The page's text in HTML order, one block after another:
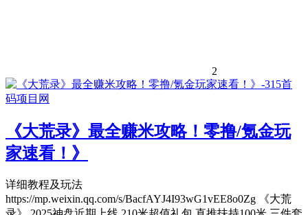
2
《大荒录》最全赚米攻略！零撸/氪金玩
家速看！》
详细教程及玩法
https://mp.weixin.qq.com/s/BacfAYJ4I93wG1vEE8o0Zg 《大荒